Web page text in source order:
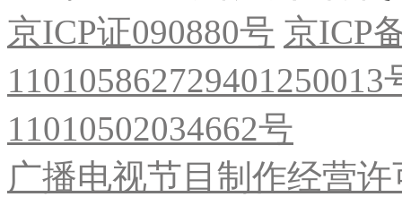
京ICP证090880号 京ICP
11010502034662号
广播电视节目制作经营